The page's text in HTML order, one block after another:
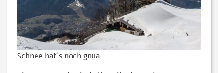
Schnee hat´s noch gnua